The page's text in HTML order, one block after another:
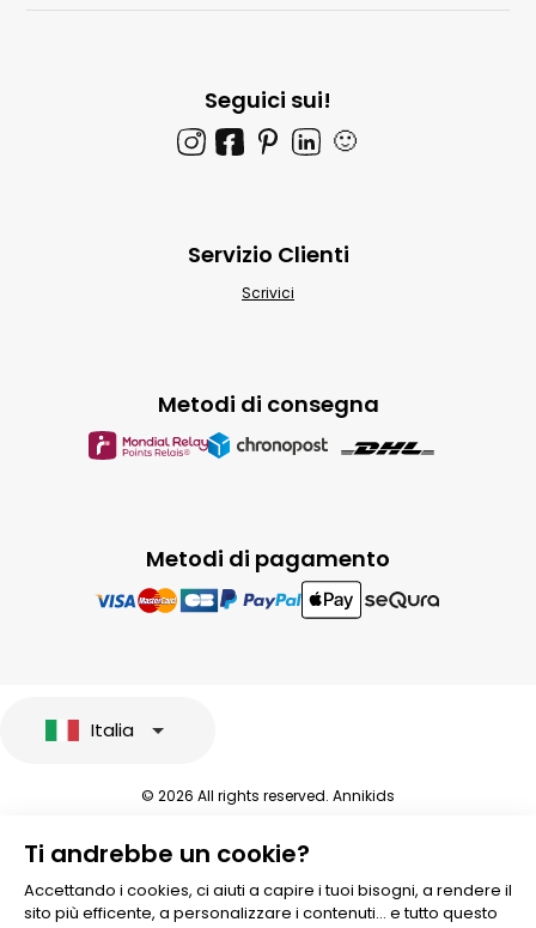
Seguici sui!
🙂
Metodi di pagamento
Metodi di consegna
Servizio Clienti
Scrivici
Ti andrebbe un cookie?
Accettando i cookies, ci aiuti a capire i tuoi bisogni, a rendere il
sito più efficente, a personalizzare i contenuti... e tutto questo
Italia
© 2026 All rights reserved. Annikids